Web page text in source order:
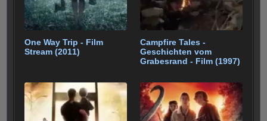
One Way Trip - Film
Stream (2011)
Campfire Tales -
Geschichten vom
Grabesrand - Film (1997)